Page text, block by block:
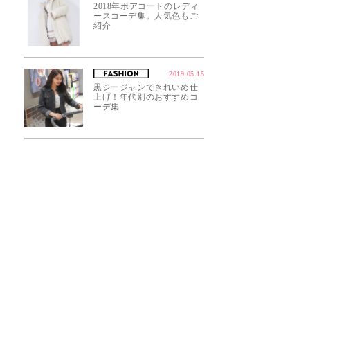
2018年ボアコートのレディ
ースコーデ集。人気色もご
紹介
2019.05.15
黒ジージャンできれいめ仕
上げ！年代別のおすすめコ
ーデ集